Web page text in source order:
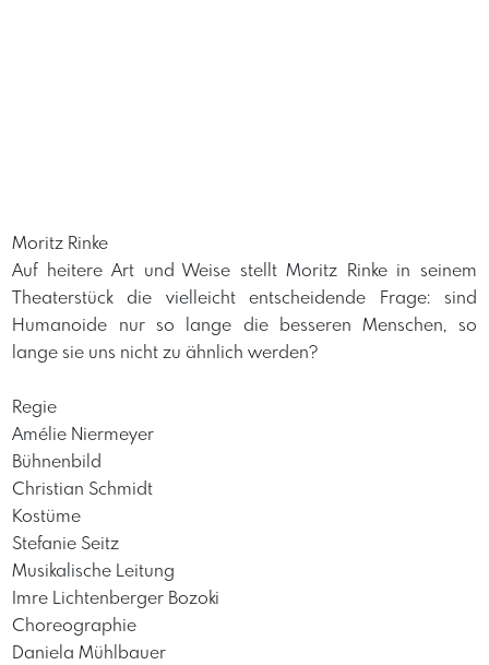
Moritz Rinke
Auf heitere Art und Weise stellt Moritz Rinke in seinem
Theaterstück die vielleicht entscheidende Frage: sind
Humanoide nur so lange die besseren Menschen, so
lange sie uns nicht zu ähnlich werden?
Regie
Amélie Niermeyer
Bühnenbild
Christian Schmidt
Kostüme
Stefanie Seitz
Musikalische Leitung
Imre Lichtenberger Bozoki
Choreographie
Daniela Mühlbauer